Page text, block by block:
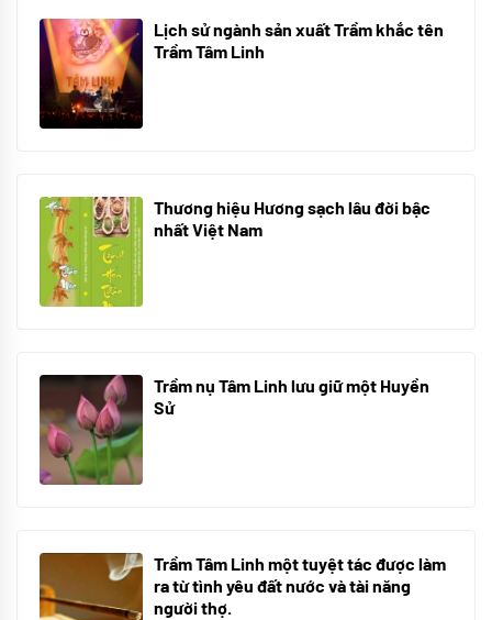
Lịch sử ngành sản xuất Trầm khắc tên
Trầm Tâm Linh
Thương hiệu Hương sạch lâu đời bậc
nhất Việt Nam
Trầm nụ Tâm Linh lưu giữ một Huyền
Sử
Trầm Tâm Linh một tuyệt tác được làm
ra từ tình yêu đất nước và tài năng
người thợ.